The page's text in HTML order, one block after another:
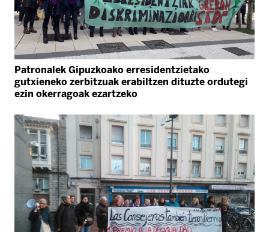
Patronalek Gipuzkoako erresidentzietako
gutxieneko zerbitzuak erabiltzen dituzte ordutegi
ezin okerragoak ezartzeko